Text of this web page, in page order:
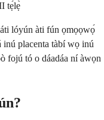
tẹ́lẹ̀
lóyún àti fún ọmọọwọ́
placenta tàbí wọ inú
fojú tó o dáadáa ní àwọn